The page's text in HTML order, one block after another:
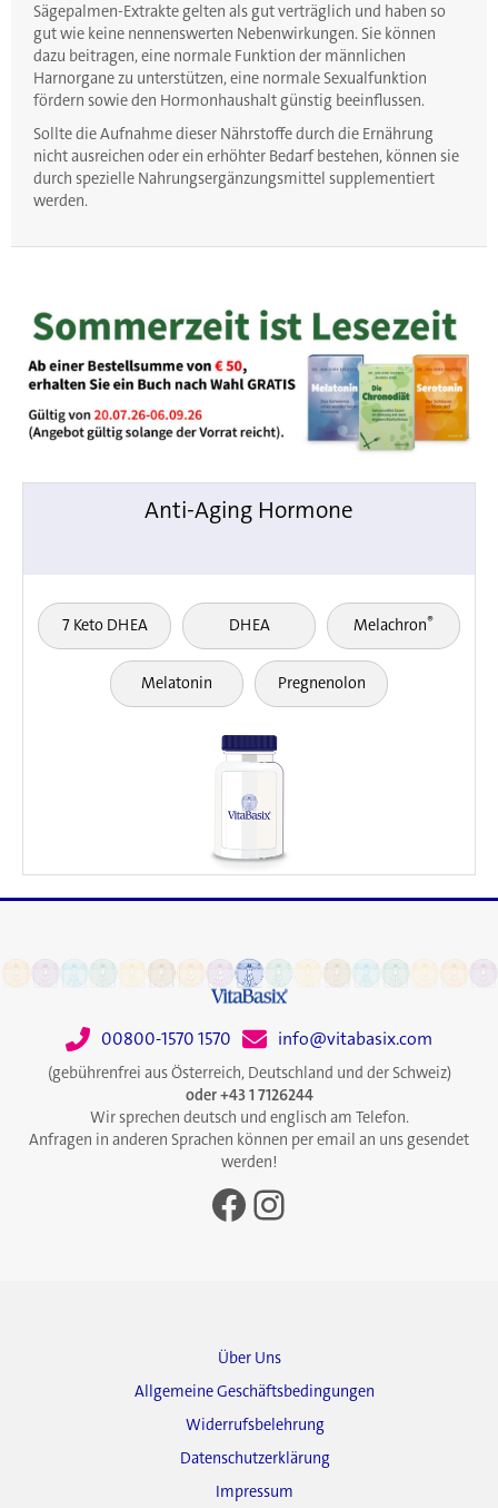
Sägepalmen-Extrakte gelten als gut verträglich und haben so
gut wie keine nennenswerten Nebenwirkungen. Sie können
dazu beitragen, eine normale Funktion der männlichen
Harnorgane zu unterstützen, eine normale Sexualfunktion
fördern sowie den Hormonhaushalt günstig beeinflussen.
Sollte die Aufnahme dieser Nährstoffe durch die Ernährung
nicht ausreichen oder ein erhöhter Bedarf bestehen, können sie
durch spezielle Nahrungsergänzungsmittel supplementiert
werden.
Anti-Aging Hormone
7 Keto DHEA DHEA Melachron®
Melatonin Pregnenolon
00800-1570 1570 info@vitabasix.com
(gebührenfrei aus Österreich, Deutschland und der Schweiz)
oder +43 1 7126244
Wir sprechen deutsch und englisch am Telefon.
Anfragen in anderen Sprachen können per email an uns gesendet
werden!
Facebook
Instagram
Über Uns
Allgemeine Geschäftsbedingungen
Widerrufsbelehrung
Datenschutzerklärung
Impressum